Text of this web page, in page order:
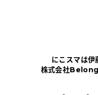
にこスマについて
にこスマは伊
株式会社Belong